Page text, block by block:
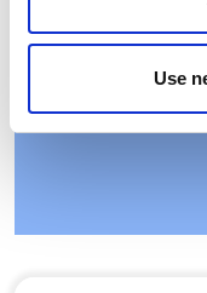
Use